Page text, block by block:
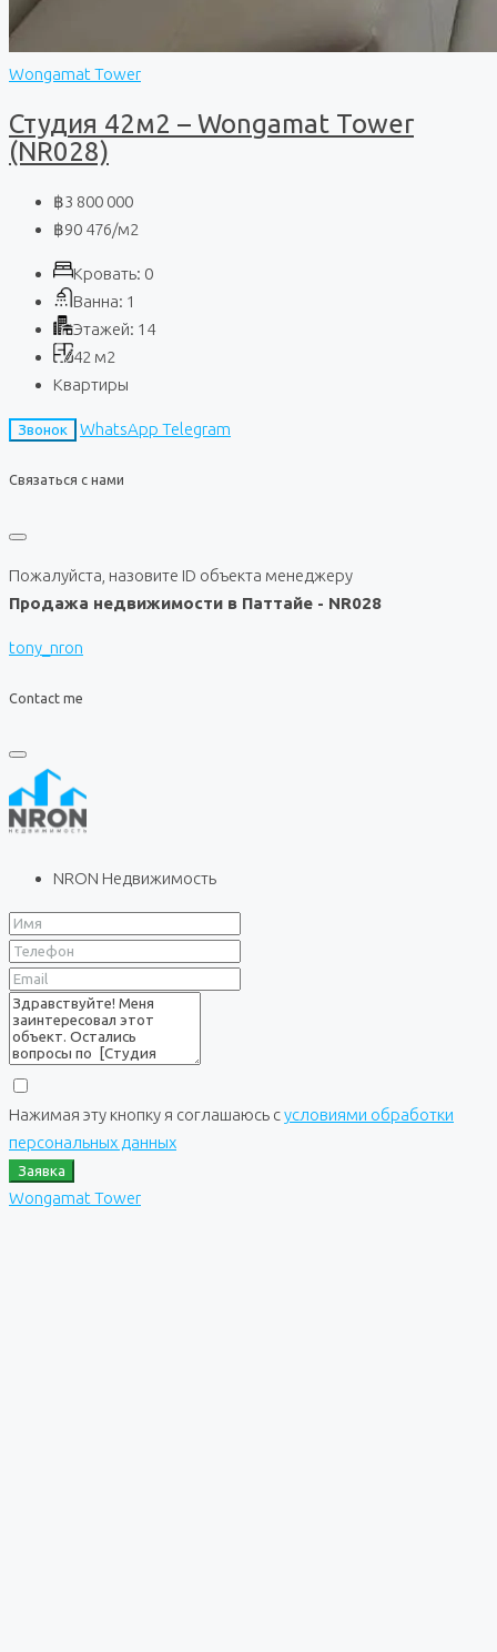
Wongamat Tower
Студия 42м2 – Wongamat Tower
(NR028)
฿3 800 000
฿90 476/м2
Кровать: 0
Ванна: 1
Этажей: 14
42 м2
Квартиры
Звонок WhatsApp Telegram
Связаться с нами
Пожалуйста, назовите ID объекта менеджеру
Продажа недвижимости в Паттайе - NR028
tony_nron
Contact me
NRON Недвижимость
Нажимая эту кнопку я соглашаюсь сусловиями обработки
персональных данных
Заявка
Wongamat Tower